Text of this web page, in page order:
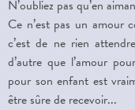
N’oubliez pas qu’en
Ce n’est pas un amour
c’est de ne rien
d’autre que l’amour
pour son enfant est
être sûre de recevoir...